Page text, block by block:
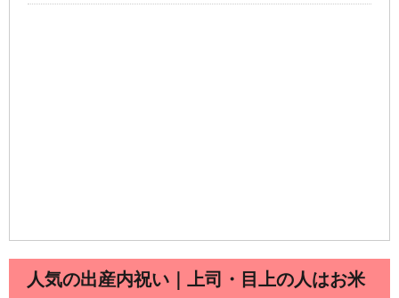
卒園式・入園式ママのファッションコーデ
｜恥をかかないマナーNG・OKポイントま
人気の出産内祝い｜上司・目上の人はお米